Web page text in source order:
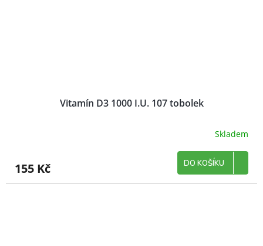
Vitamín D3 1000 I.U. 107 tobolek
Skladem
155 Kč DO KOŠÍKU